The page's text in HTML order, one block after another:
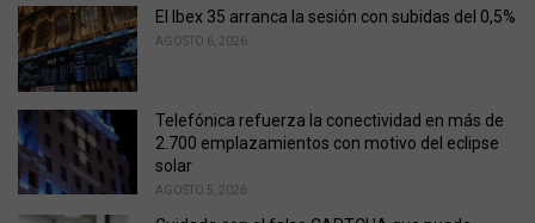
El Ibex 35 arranca la sesión con subidas del 0,5%
AGOSTO 6, 2026
Telefónica refuerza la conectividad en más de
2.700 emplazamientos con motivo del eclipse
solar
AGOSTO 5, 2026